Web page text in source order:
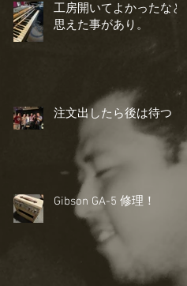
工房開いてよかったなと
思えた事があり。
注文出したら後は待つ
Gibson GA-5 修理！